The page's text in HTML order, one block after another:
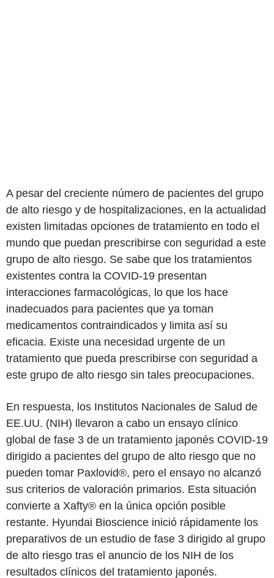
A pesar del creciente número de pacientes del grupo
de alto riesgo y de hospitalizaciones, en la actualidad
existen limitadas opciones de tratamiento en todo el
mundo que puedan prescribirse con seguridad a este
grupo de alto riesgo. Se sabe que los tratamientos
existentes contra la COVID-19 presentan
interacciones farmacológicas, lo que los hace
inadecuados para pacientes que ya toman
medicamentos contraindicados y limita así su
eficacia. Existe una necesidad urgente de un
tratamiento que pueda prescribirse con seguridad a
este grupo de alto riesgo sin tales preocupaciones.
En respuesta, los Institutos Nacionales de Salud de
EE.UU. (NIH) llevaron a cabo un ensayo clínico
global de fase 3 de un tratamiento japonés COVID-19
dirigido a pacientes del grupo de alto riesgo que no
pueden tomar Paxlovid®, pero el ensayo no alcanzó
sus criterios de valoración primarios. Esta situación
convierte a Xafty® en la única opción posible
restante. Hyundai Bioscience inició rápidamente los
preparativos de un estudio de fase 3 dirigido al grupo
de alto riesgo tras el anuncio de los NIH de los
resultados clínicos del tratamiento japonés.